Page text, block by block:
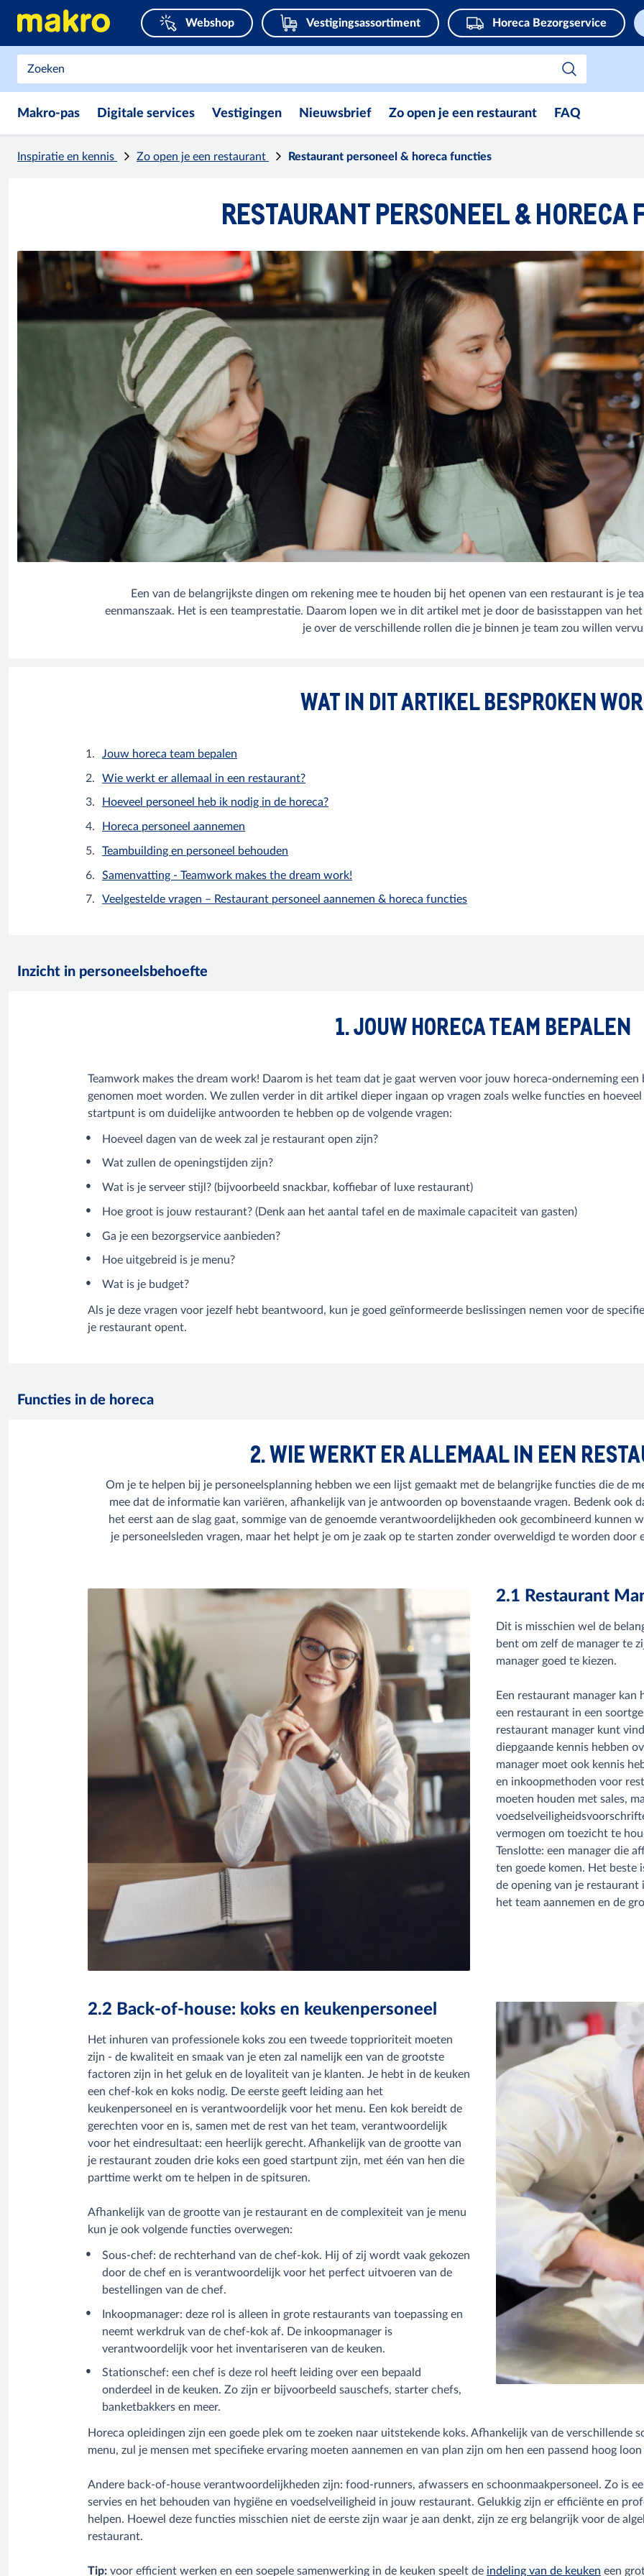
Webshop Vestigingsassortiment Horeca Bezorgservice
Makro-pas Digitale services Vestigingen Nieuwsbrief Zo open je een restaurant FAQ
Inspiratie en kennis Zo open je een restaurant Restaurant personeel & horeca functies
RESTAURANT PERSONEEL & HORECA
Een van de belangrijkste dingen om rekening mee te houden bij het openen van een restaurant is je
eenmanszaak. Het is een teamprestatie. Daarom lopen we in dit artikel met je door de basisstappen van
je over de verschillende rollen die je binnen je team zou willen
WAT IN DIT ARTIKEL BESPROKEN
Jouw horeca team bepalen
Wie werkt er allemaal in een restaurant?
Hoeveel personeel heb ik nodig in de horeca?
Horeca personeel aannemen
Teambuilding en personeel behouden
Samenvatting - Teamwork makes the dream work!
Veelgestelde vragen – Restaurant personeel aannemen & horeca functies
Inzicht in personeelsbehoefte
1. JOUW HORECA TEAM BEPALEN
Teamwork makes the dream work! Daarom is het team dat je gaat werven voor jouw horeca-onderneming
genomen moet worden. We zullen verder in dit artikel dieper ingaan op vragen zoals welke functies en
startpunt is om duidelijke antwoorden te hebben op de volgende vragen:
Hoeveel dagen van de week zal je restaurant open zijn?
Wat zullen de openingstijden zijn?
Wat is je serveer stijl? (bijvoorbeeld snackbar, koffiebar of luxe restaurant)
Hoe groot is jouw restaurant? (Denk aan het aantal tafel en de maximale capaciteit van gasten)
Ga je een bezorgservice aanbieden?
Hoe uitgebreid is je menu?
Wat is je budget?
Als je deze vragen voor jezelf hebt beantwoord, kun je goed geïnformeerde beslissingen nemen voor de
je restaurant opent.
Functies in de horeca
2. WIE WERKT ER ALLEMAAL IN EEN
Om je te helpen bij je personeelsplanning hebben we een lijst gemaakt met de belangrijke functies die de
mee dat de informatie kan variëren, afhankelijk van je antwoorden op bovenstaande vragen. Bedenk ook
het eerst aan de slag gaat, sommige van de genoemde verantwoordelijkheden ook gecombineerd
je personeelsleden vragen, maar het helpt je om je zaak op te starten zonder overweldigd te worden door
2.1 Restaurant
Dit is misschien wel de
bent om zelf de manager te
manager goed te kiezen.
Een restaurant manager
een restaurant in een
restaurant manager kunt
diepgaande kennis hebben
manager moet ook kennis
en inkoopmethoden voor
moeten houden met sales,
vermogen om toezicht te
Tenslotte: een manager die
ten goede komen. Het beste
de opening van je restaurant
het team aannemen en de
2.2 Back-of-house: koks en keukenpersoneel
Het inhuren van professionele koks zou een tweede topprioriteit moeten
zijn - de kwaliteit en smaak van je eten zal namelijk een van de grootste
factoren zijn in het geluk en de loyaliteit van je klanten. Je hebt in de keuken
een chef-kok en koks nodig. De eerste geeft leiding aan het
keukenpersoneel en is verantwoordelijk voor het menu. Een kok bereidt de
gerechten voor en is, samen met de rest van het team, verantwoordelijk
voor het eindresultaat: een heerlijk gerecht. Afhankelijk van de grootte van
je restaurant zouden drie koks een goed startpunt zijn, met één van hen die
parttime werkt om te helpen in de spitsuren.
Afhankelijk van de grootte van je restaurant en de complexiteit van je menu
kun je ook volgende functies overwegen:
Sous-chef: de rechterhand van de chef-kok. Hij of zij wordt vaak gekozen
door de chef en is verantwoordelijk voor het perfect uitvoeren van de
bestellingen van de chef.
Inkoopmanager: deze rol is alleen in grote restaurants van toepassing en
neemt werkdruk van de chef-kok af. De inkoopmanager is
verantwoordelijk voor het inventariseren van de keuken.
Stationschef: een chef is deze rol heeft leiding over een bepaald
onderdeel in de keuken. Zo zijn er bijvoorbeeld sauschefs, starter chefs,
banketbakkers en meer.
Horeca opleidingen zijn een goede plek om te zoeken naar uitstekende koks. Afhankelijk van de verschillende
menu, zul je mensen met specifieke ervaring moeten aannemen en van plan zijn om hen een passend hoog
Andere back-of-house verantwoordelijkheden zijn: food-runners, afwassers en schoonmaakpersoneel. Zo is
servies en het behouden van hygiëne en voedselveiligheid in jouw restaurant. Gelukkig zijn er efficiënte en
helpen. Hoewel deze functies misschien niet de eerste zijn waar je aan denkt, zijn ze erg belangrijk voor de
restaurant.
Tip: voor efficient werken en een soepele samenwerking in de keuken speelt de indeling van de keuken een